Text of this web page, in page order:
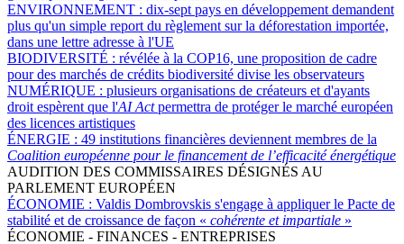
ENVIRONNEMENT : dix-sept pays en développement demandent
plus qu'un simple report du règlement sur la déforestation importée,
dans une lettre adresse à l'UE
BIODIVERSITÉ : révélée à la COP16, une proposition de cadre
pour des marchés de crédits biodiversité divise les observateurs
NUMÉRIQUE : plusieurs organisations de créateurs et d'ayants
droit espèrent que l'AI Actpermettra de protéger le marché européen
des licences artistiques
ÉNERGIE : 49 institutions financières deviennent membres de la
Coalition européenne pour le financement de l’efficacité énergétique
AUDITION DES COMMISSAIRES DÉSIGNÉS AU
PARLEMENT EUROPÉEN
ÉCONOMIE : Valdis Dombrovskis s'engage à appliquer le Pacte de
stabilité et de croissance de façon « cohérente et impartiale »
ÉCONOMIE - FINANCES - ENTREPRISES